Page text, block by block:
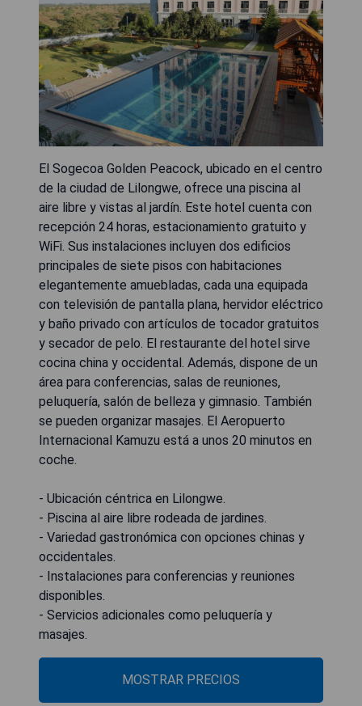
El Sogecoa Golden Peacock, ubicado en el centro
de la ciudad de Lilongwe, ofrece una piscina al
aire libre y vistas al jardín. Este hotel cuenta con
recepción 24 horas, estacionamiento gratuito y
WiFi. Sus instalaciones incluyen dos edificios
principales de siete pisos con habitaciones
elegantemente amuebladas, cada una equipada
con televisión de pantalla plana, hervidor eléctrico
y baño privado con artículos de tocador gratuitos
y secador de pelo. El restaurante del hotel sirve
cocina china y occidental. Además, dispone de un
área para conferencias, salas de reuniones,
peluquería, salón de belleza y gimnasio. También
se pueden organizar masajes. El Aeropuerto
Internacional Kamuzu está a unos 20 minutos en
coche.
- Ubicación céntrica en Lilongwe.
- Piscina al aire libre rodeada de jardines.
- Variedad gastronómica con opciones chinas y
occidentales.
- Instalaciones para conferencias y reuniones
disponibles.
- Servicios adicionales como peluquería y
masajes.
MOSTRAR PRECIOS